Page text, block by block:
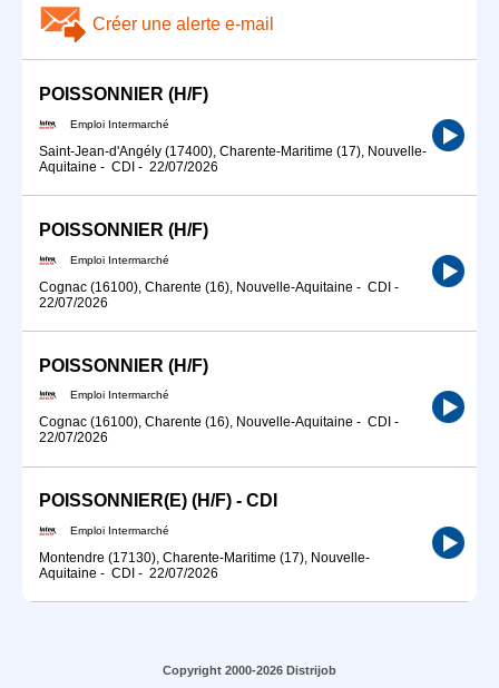
Créer une alerte e-mail
POISSONNIER (H/F)
Emploi Intermarché
Saint-Jean-d'Angély (17400), Charente-Maritime (17), Nouvelle-
Aquitaine - CDI - 22/07/2026
POISSONNIER (H/F)
Emploi Intermarché
Cognac (16100), Charente (16), Nouvelle-Aquitaine - CDI -
22/07/2026
POISSONNIER (H/F)
Emploi Intermarché
Cognac (16100), Charente (16), Nouvelle-Aquitaine - CDI -
22/07/2026
POISSONNIER(E) (H/F) - CDI
Emploi Intermarché
Montendre (17130), Charente-Maritime (17), Nouvelle-
Aquitaine - CDI - 22/07/2026
Copyright 2000-2026 Distrijob